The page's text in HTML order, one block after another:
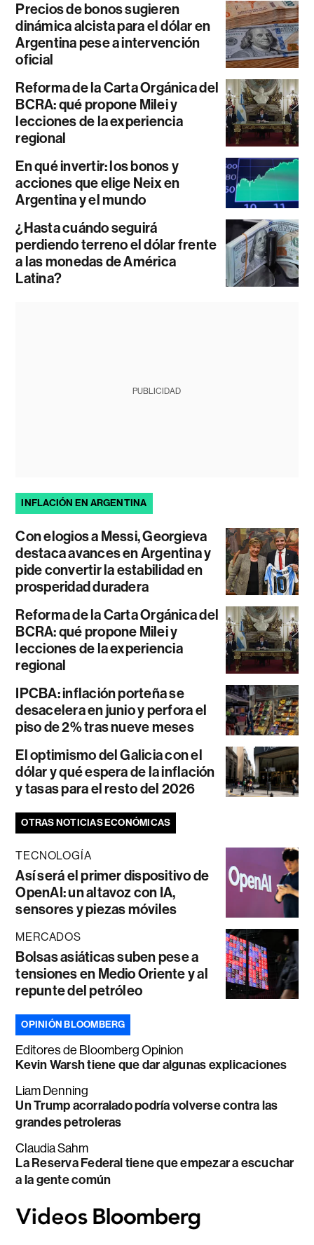
Precios de bonos sugieren
dinámica alcista para el dólar en
Argentina pese a intervención
oficial
Reforma de la Carta Orgánica del
BCRA: qué propone Milei y
lecciones de la experiencia
regional
En qué invertir: los bonos y
acciones que elige Neix en
Argentina y el mundo
¿Hasta cuándo seguirá
perdiendo terreno el dólar frente
a las monedas de América
Latina?
PUBLICIDAD
INFLACIÓN EN ARGENTINA
Con elogios a Messi, Georgieva
destaca avances en Argentina y
pide convertir la estabilidad en
prosperidad duradera
Reforma de la Carta Orgánica del
BCRA: qué propone Milei y
lecciones de la experiencia
regional
IPCBA: inflación porteña se
desacelera en junio y perfora el
piso de 2% tras nueve meses
El optimismo del Galicia con el
dólar y qué espera de la inflación
y tasas para el resto del 2026
OTRAS NOTICIAS ECONÓMICAS
TECNOLOGÍA
Así será el primer dispositivo de
OpenAI: un altavoz con IA,
sensores y piezas móviles
MERCADOS
Bolsas asiáticas suben pese a
tensiones en Medio Oriente y al
repunte del petróleo
OPINIÓN BLOOMBERG
Editores de Bloomberg Opinion
Kevin Warsh tiene que dar algunas explicaciones
Liam Denning
Un Trump acorralado podría volverse contra las
grandes petroleras
Claudia Sahm
La Reserva Federal tiene que empezar a escuchar
a la gente común